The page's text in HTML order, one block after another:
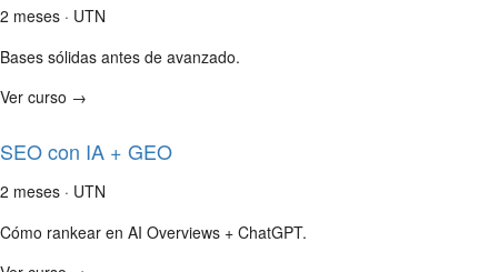
2 meses · UTN
Bases sólidas antes de avanzado.
Ver curso →
SEO con IA + GEO
2 meses · UTN
Cómo rankear en AI Overviews + ChatGPT.